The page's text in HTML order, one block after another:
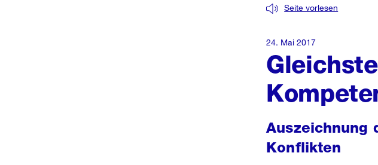
Seite vorlesen
Auszeichnung
Konflikten
24. Mai 2017